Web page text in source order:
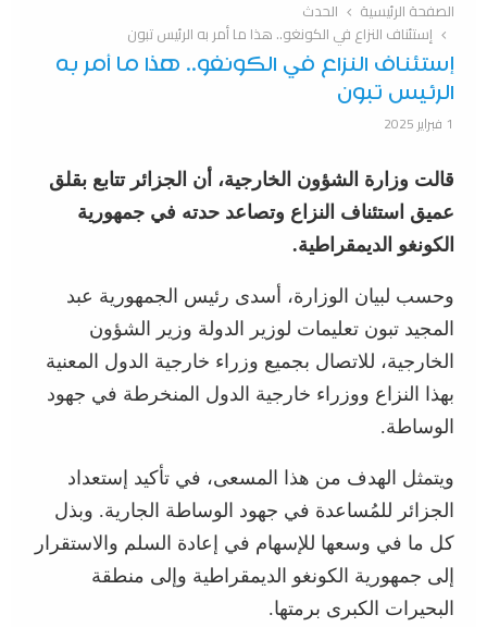
الصفحة الرئيسية
الحدث
إستئناف النزاع في الكونغو.. هذا ما أمر به الرئيس تبون
إستئناف النزاع في الكونغو.. هذا ما أمر به
الرئيس تبون
1 فبراير 2025
قالت وزارة الشؤون الخارجية، أن الجزائر تتابع بقلق
عميق استئناف النزاع وتصاعد حدته في جمهورية
الكونغو الديمقراطية.
وحسب لبيان الوزارة، أسدى رئيس الجمهورية عبد
المجيد تبون تعليمات لوزير الدولة وزير الشؤون
الخارجية، للاتصال بجميع وزراء خارجية الدول المعنية
بهذا النزاع ووزراء خارجية الدول المنخرطة في جهود
الوساطة.
ويتمثل الهدف من هذا المسعى، في تأكيد إستعداد
الجزائر للمُساعدة في جهود الوساطة الجارية. وبذل
كل ما في وسعها للإسهام في إعادة السلم والاستقرار
إلى جمهورية الكونغو الديمقراطية وإلى منطقة
البحيرات الكبرى برمتها.